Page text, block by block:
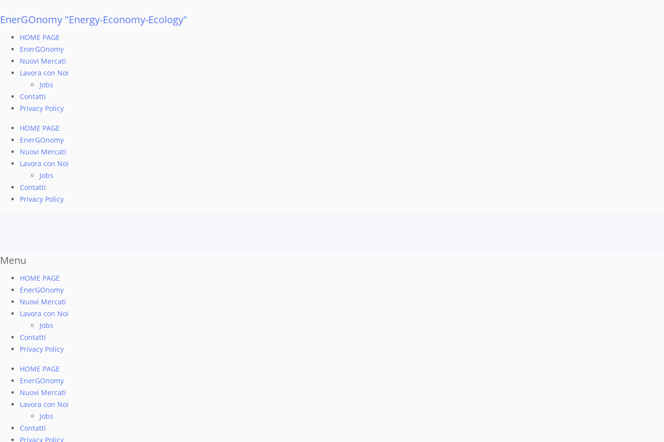
EnerGOnomy "Energy-Economy-Ecology"
HOME PAGE
EnerGOnomy
Nuovi Mercati
Lavora con Noi
Jobs
Contatti
Privacy Policy
HOME PAGE
EnerGOnomy
Nuovi Mercati
Lavora con Noi
Jobs
Contatti
Privacy Policy
Menu
HOME PAGE
EnerGOnomy
Nuovi Mercati
Lavora con Noi
Jobs
Contatti
Privacy Policy
HOME PAGE
EnerGOnomy
Nuovi Mercati
Lavora con Noi
Jobs
Contatti
Privacy Policy